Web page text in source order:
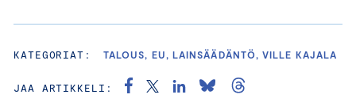
KATEGORIAT: TALOUS, EU, LAINSÄÄDÄNTÖ, VILLE KAJALA
JAA ARTIKKELI: